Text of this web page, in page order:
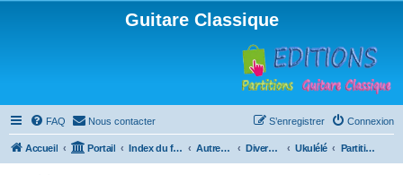
Guitare Classique
FAQ Nous contacter Connexion
S’enregistrer
Accueil Portail Index du forum Autres instruments à cordes pincées, ou styles Divers instruments Ukulélé Partitions